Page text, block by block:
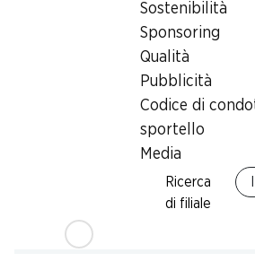
Sostenibilità
Sponsoring
Qualità
Pubblicità
Codice di
sportello
Media
Ricerca
di filiale